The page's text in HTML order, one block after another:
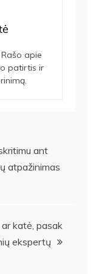
apie
patirtis ir
ant
atpažinimas
katė, pasak
ekspertų